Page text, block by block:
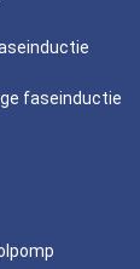
faseinductie